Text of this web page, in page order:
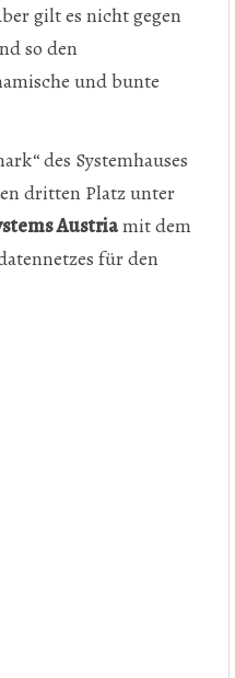
gilt es nicht gegen
so den
und bunte
des Systemhauses
dritten Platz unter
Austriamit dem
für den
GEKÜRT
IN NIEDERÖSTERREICH GEKÜRT